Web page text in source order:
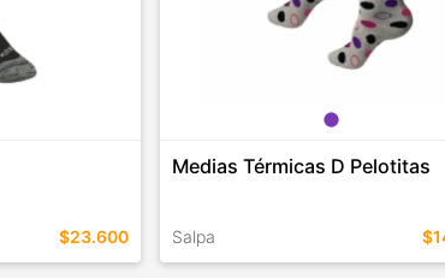
$23.600
Medias Térmicas D Pelotitas
Salpa